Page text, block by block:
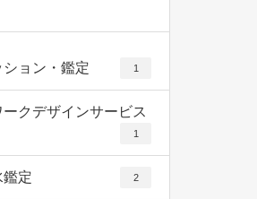
ョン・鑑定
1
クデザインサービス
1
鑑定 2